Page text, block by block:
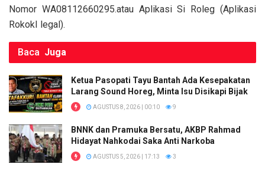
Nomor WA08112660295.atau Aplikasi Si Roleg (Aplikasi
RokokI legal).
Baca Juga
Ketua Pasopati Tayu Bantah Ada Kesepakatan
Larang Sound Horeg, Minta Isu Disikapi Bijak
AGUSTUS 8, 2026 | 00:10 9
BNNK dan Pramuka Bersatu, AKBP Rahmad
Hidayat Nahkodai Saka Anti Narkoba
AGUSTUS 5, 2026 | 17:13 3